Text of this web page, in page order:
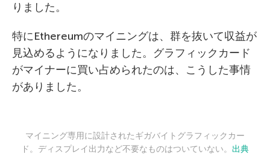
りました。
特にEthereumのマイニングは、群を抜いて収益が
見込めるようになりました。グラフィックカード
がマイナーに買い占められたのは、こうした事情
がありました。
マイニング専用に設計されたギガバイトグラフィックカー
ド。ディスプレイ出力など不要なものはついていない。 出典